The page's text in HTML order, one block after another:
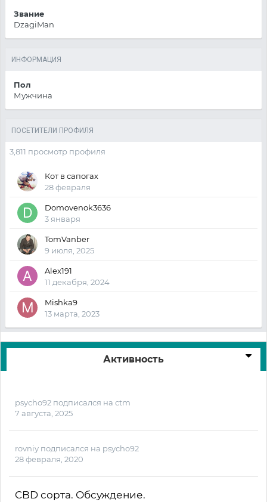
Звание
DzagiMan
ИНФОРМАЦИЯ
Пол
Мужчина
ПОСЕТИТЕЛИ ПРОФИЛЯ
3,811 просмотр профиля
Кот в сапогах
28 февраля
Domovenok3636
3 января
TomVanber
9 июля, 2025
Alex191
11 декабря, 2024
Mishka9
13 марта, 2023
Активность
psycho92 подписался на ctm
7 августа, 2025
rovniy подписался на psycho92
28 февраля, 2020
CBD сорта. Обсуждение.